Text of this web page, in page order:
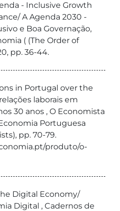
- Inclusive Growth
A Agenda 2030 -
e Boa Governação,
( (The Order of
pp. 36-44.
in Portugal over the
laborais em
30 anos , O Economista
Portuguesa
pp. 70-79.
produto/o-
Digital Economy/
Digital , Cadernos de